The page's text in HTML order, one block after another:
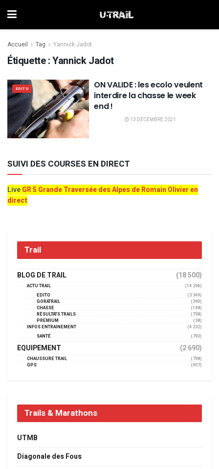
Accueil Tag Yannick Jadot
Étiquette :Yannick Jadot
EDITO
ON VALIDE : les ecolo veulent
interdire la chasse le week
end !
13 DÉCEMBRE 2021
SUIVI DES COURSES EN DIRECT
LiveGR 5 Grande Traversée des Alpes de Romain Olivier en
direct
Trail
BLOG DE TRAIL (18 500)
ACTU TRAIL
(14 296)
EDITO
(3 349)
GORATRAIL
(390)
CHASSE
(148)
RÉSULTATS TRAILS
(738)
PREMIUM
(38)
INFOS ENTRAINEMENT
(4 232)
SANTÉ
(793)
EQUIPEMENT (2 690)
CHAUSSURE TRAIL
(798)
GPS
(957)
Trails & Marathons
UTMB
Diagonale des Fous